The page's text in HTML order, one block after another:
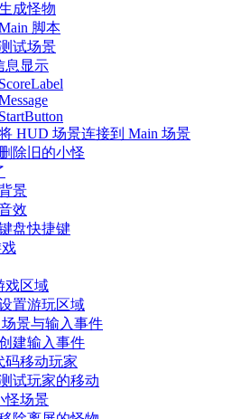
成怪物
脚本
试场景
息显示
ScoreLabel
StartButton
HUD 场景连接到 Main 场景
除旧的小怪
景
效
盘快捷键
戏区域
置游玩区域
场景与输入事件
建输入事件
码移动玩家
试玩家的移动
怪场景